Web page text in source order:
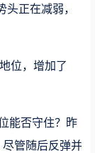
正在减弱，
位，增加了
能否守住？昨
管随后反弹并